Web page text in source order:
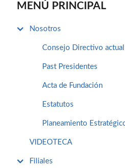
MENÚ PRINCIPAL
Nosotros
Consejo Directivo actual
Past Presidentes
Acta de Fundación
Estatutos
Planeamiento
VIDEOTECA
Filiales